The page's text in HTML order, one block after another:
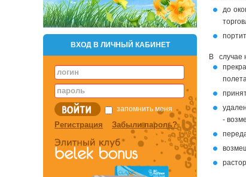
ВХОД В ЛИЧНЫЙ КАБИНЕТ
запомнить меня
Регистрация Забыли пароль?
до
В случае
-